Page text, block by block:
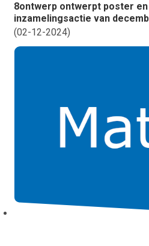
8ontwerp ontwerpt poster
inzamelingsactie van
(02-12-2024)